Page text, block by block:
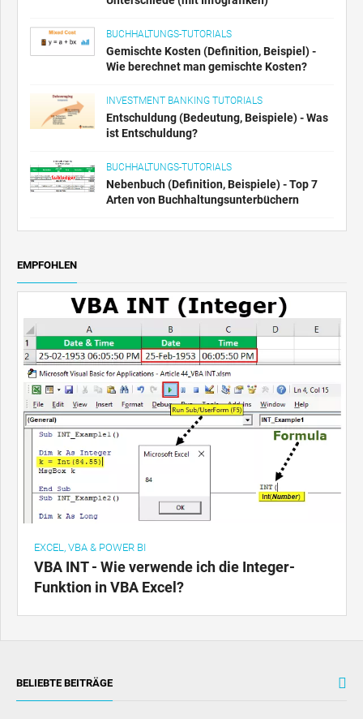
BUCHHALTUNGS-TUTORIALS
Gemischte Kosten (Definition, Beispiel) -
Wie berechnet man gemischte Kosten?
INVESTMENT BANKING TUTORIALS
Entschuldung (Bedeutung, Beispiele) - Was
ist Entschuldung?
BUCHHALTUNGS-TUTORIALS
Nebenbuch (Definition, Beispiele) - Top 7
Arten von Buchhaltungsunterbüchern
EMPFOHLEN
EXCEL, VBA & POWER BI
VBA INT - Wie verwende ich die Integer-
Funktion in VBA Excel?
BELIEBTE BEITRÄGE